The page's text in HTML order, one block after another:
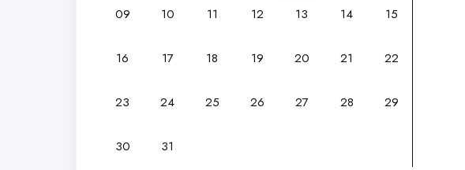
09 10 11 12 13 14 15
16 17 18 19 20 21 22
23 24 25 26 27 28 29
30 31